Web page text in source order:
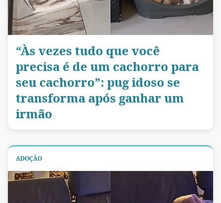
“Às vezes tudo que você
precisa é de um cachorro para
seu cachorro”: pug idoso se
transforma após ganhar um
irmão
ADOÇÃO